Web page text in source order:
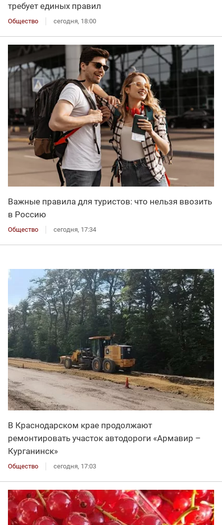
требует единых правил
Общество сегодня, 18:00
Важные правила для туристов: что нельзя ввозить
в Россию
Общество сегодня, 17:34
В Краснодарском крае продолжают
ремонтировать участок автодороги «Армавир –
Курганинск»
Общество сегодня, 17:03